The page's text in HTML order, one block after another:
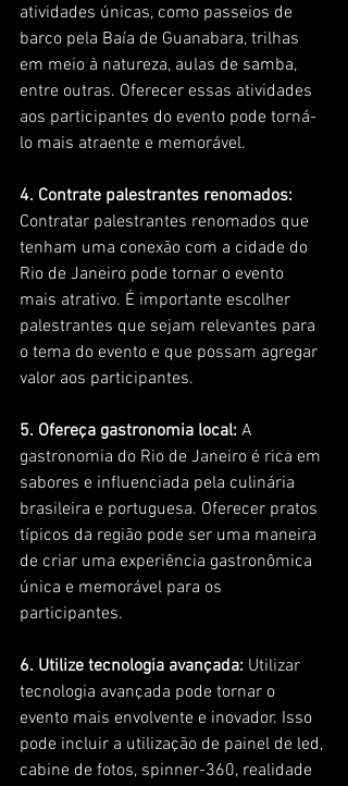
atividades únicas, como passeios de
barco pela Baía de Guanabara, trilhas
em meio à natureza, aulas de samba,
entre outras. Oferecer essas atividades
aos participantes do evento pode torná-
lo mais atraente e memorável.
4. Contrate palestrantes renomados:
Contratar palestrantes renomados que
tenham uma conexão com a cidade do
Rio de Janeiro pode tornar o evento
mais atrativo. É importante escolher
palestrantes que sejam relevantes para
o tema do evento e que possam agregar
valor aos participantes.
5. Ofereça gastronomia local: A
gastronomia do Rio de Janeiro é rica em
sabores e influenciada pela culinária
brasileira e portuguesa. Oferecer pratos
típicos da região pode ser uma maneira
de criar uma experiência gastronômica
única e memorável para os
participantes.
6. Utilize tecnologia avançada: Utilizar
tecnologia avançada pode tornar o
evento mais envolvente e inovador. Isso
pode incluir a utilização de painel de led,
cabine de fotos, spinner-360, realidade